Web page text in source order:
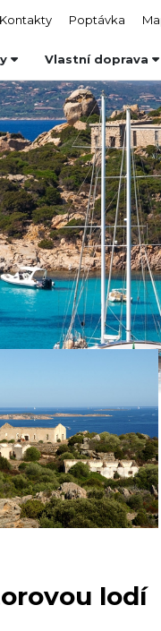
Kontakty Poptávka
Vlastní doprava
lodí